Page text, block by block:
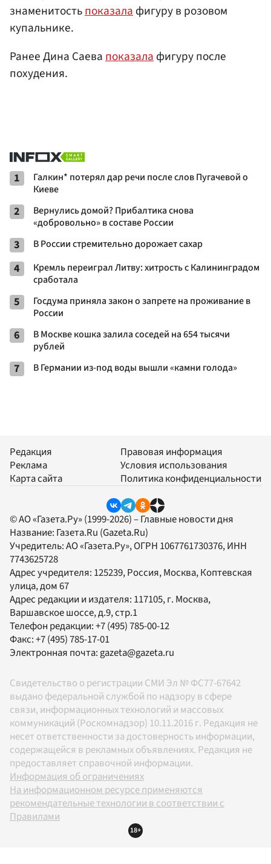
знаменитостьпоказалафигуру в розовом
купальнике.
Ранее Дина Саевапоказалафигуру после
похудения.
1
Галкин* потерял дар речи после слов Пугачевой о
Киеве
2
Вернулись домой? Прибалтика снова
«добровольно» в составе России
3 В России стремительно дорожает сахар
4
Кремль переиграл Литву: хитрость с Калининградом
сработала
5
Госдума приняла закон о запрете на проживание в
России
6
В Москве кошка залила соседей на 654 тысячи
рублей
7 В Германии из-под воды вышли «камни голода»
Редакция
Реклама
Карта сайта
Правовая информация
Условия использования
Политика конфиденциальности
© АО «Газета.Ру» (1999-2026) – Главные новости дня
Название: Газета.Ru (Gazeta.Ru)
Учредитель:АО «Газета.Ру», ОГРН 1067761730376, ИНН
7743625728
Адрес учредителя: 125239, Россия, Москва, Коптевская
улица, дом 67
Адрес редакции и издателя: 117105, г. Москва,
Варшавское шоссе, д.9, стр.1
Телефон редакции:+7 (495) 785-00-12
Факс:+7 (495) 785-17-01
Электронная почта: gazeta@gazeta.ru
Свидетельство о регистрации СМИ Эл № ФС77-67642
выдано федеральной службой по надзору в сфере
связи, информационных технологий и массовых
коммуникаций (Роскомнадзор) 10.11.2016 г. Редакция не
несет ответственности за достоверность информации,
содержащейся в рекламных объявлениях. Редакция не
предоставляет справочной информации.
Информация об ограничениях
На информационном ресурсе применяются
рекомендательные технологии в соответствии с
Правилами
18+